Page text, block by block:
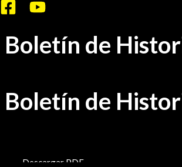
Ir
contenido
Boletín de
Boletín de
Descargar PDF